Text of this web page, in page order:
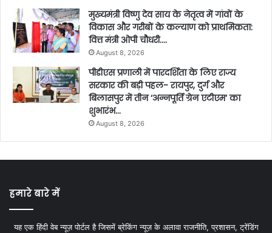
मुख्यमंत्री विष्णु देव साय के नेतृत्व में गांवों के
विकास और गरीबों के कल्याण को प्राथमिकता:
वित्त मंत्री ओपी चौधरी….
August 8, 2026
पीडीएस प्रणाली में पारदर्शिता के लिए राज्य
सरकार की बड़ी पहल- रायपुर, दुर्ग और
बिलासपुर में तीन ‘अन्नपूर्ति ग्रेन एटीएम‘ का
शुभारंभ…
August 8, 2026
हमारे बारे में
यह एक हिंदी वेब न्यूज़ पोर्टल है जिसमें ब्रेकिंग न्यूज़ के अलावा राजनीति, प्रशासन, ट्रेंडिंग